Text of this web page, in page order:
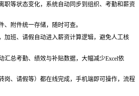
职等状态变化，系统自动同步到组织、考勤和薪资
、附件统一存储，随时可查。
加班、请假自动进入薪资计算逻辑，避免人工核
汇总考勤、绩效与补贴数据，大幅减少Excel依
岗、请假等）都在线完成，手机端即可操作，流程